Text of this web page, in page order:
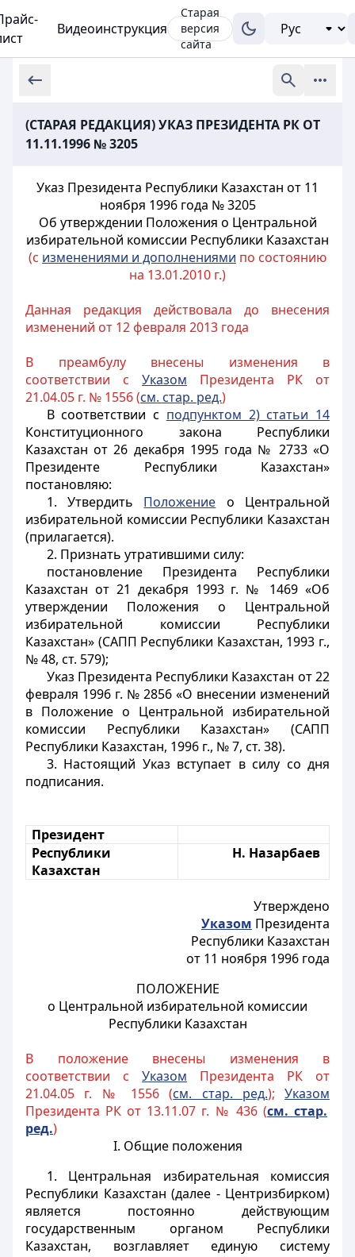
Видеоинструкция
Старая
версия
сайта
(СТАРАЯ РЕДАКЦИЯ) УКАЗ ПРЕЗИДЕНТА РК ОТ
11.11.1996 № 3205
Указ Президента Республики Казахстан от 11
ноября 1996 года № 3205
Об утверждении Положения о Центральной
избирательной комиссии Республики Казахстан
(с изменениями и дополнениями по состоянию
на 13.01.2010 г.)
Данная редакция действовала до внесения
изменений от 12 февраля 2013 года
В преамбулу внесены изменения в
соответствии с Указом Президента РК от
21.04.05 г. № 1556 (см. стар. ред.)
В соответствии с подпунктом 2) статьи 14
Конституционного закона Республики
Казахстан от 26 декабря 1995 года № 2733 «О
Президенте Республики Казахстан»
постановляю:
1. Утвердить Положение о Центральной
избирательной комиссии Республики Казахстан
(прилагается).
2. Признать утратившими силу:
постановление Президента Республики
Казахстан от 21 декабря 1993 г. № 1469 «Об
утверждении Положения о Центральной
избирательной комиссии Республики
Казахстан» (САПП Республики Казахстан, 1993 г.,
№ 48, ст. 579);
Указ Президента Республики Казахстан от 22
февраля 1996 г. № 2856 «О внесении изменений
в Положение о Центральной избирательной
комиссии Республики Казахстан» (САПП
Республики Казахстан, 1996 г., № 7, ст. 38).
3. Настоящий Указ вступает в силу со дня
подписания.
Президент
Республики
Казахстан
Н. Назарбаев
Утверждено
Указом Президента
Республики Казахстан
от 11 ноября 1996 года
ПОЛОЖЕНИЕ
о Центральной избирательной комиссии
Республики Казахстан
В положение внесены изменения в
соответствии с Указом Президента РК от
21.04.05 г. № 1556 (см. стар. ред.); Указом
Президента РК от 13.11.07 г. № 436 (см. стар.
ред.)
I. Общие положения
1. Центральная избирательная комиссия
Республики Казахстан (далее - Центризбирком)
является постоянно действующим
государственным органом Республики
Казахстан, возглавляет единую систему